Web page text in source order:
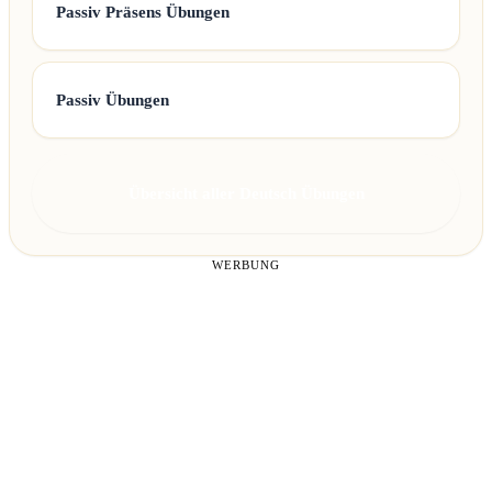
Passiv Präsens Übungen
Passiv Übungen
WERBUNG